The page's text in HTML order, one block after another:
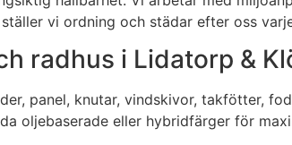
vi ordning och städar efter oss
radhus i Lidatorp &
panel, knutar, vindskivor, takfötter,
oljebaserade eller hybridfärger för